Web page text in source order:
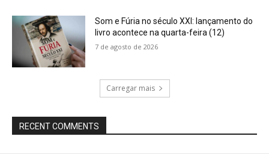
Som e Fúria no século XXI: lançamento do
livro acontece na quarta-feira (12)
7 de agosto de 2026
Carregar mais
RECENT COMMENTS